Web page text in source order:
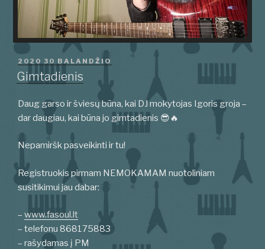
PASKELBTA
2020 30 BALANDŽIO
Gimtadienis
Daug garso ir šviesų būna, kai DJ mokytojas Igoris groja –
dar daugiau, kai būna jo gimtadienis 😎🔥
Nepamiršk pasveikinti ir tu!
Registruokis pirmam NEMOKAMAM nuotoliniam
susitikimui jau dabar:
– www.fasoul.lt
– telefonu 868175883
– rašydamas į PM